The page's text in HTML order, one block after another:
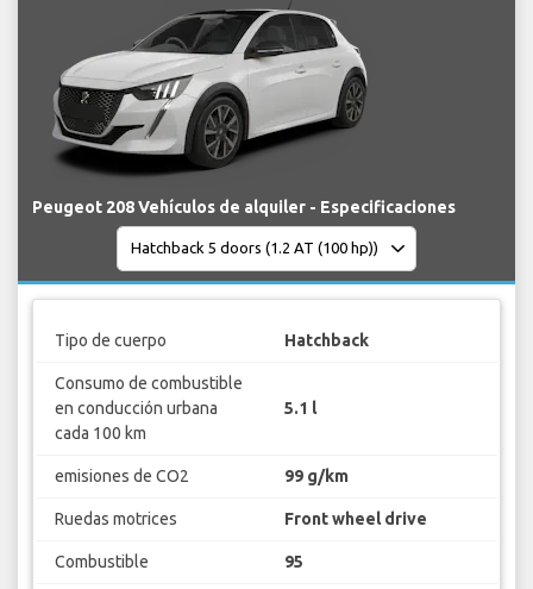
Peugeot 208 Vehículos de alquiler - Especificaciones
Tipo de cuerpo Hatchback
Consumo de combustible
en conducción urbana
cada 100 km
5.1 l
emisiones de CO2 99 g/km
Ruedas motrices Front wheel drive
Combustible 95